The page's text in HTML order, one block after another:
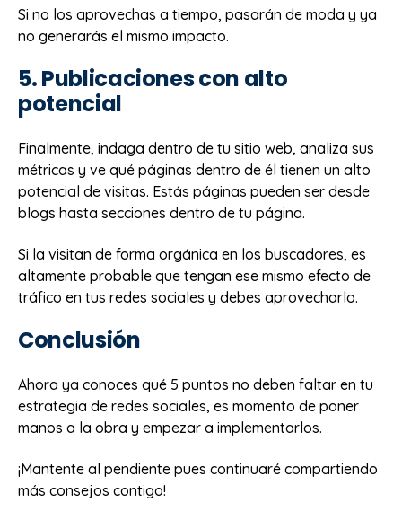
Si no los aprovechas a tiempo, pasarán de moda y ya
no generarás el mismo impacto.
5. Publicaciones con alto
potencial
Finalmente, indaga dentro de tu sitio web, analiza sus
métricas y ve qué páginas dentro de él tienen un alto
potencial de visitas. Estás páginas pueden ser desde
blogs hasta secciones dentro de tu página.
Si la visitan de forma orgánica en los buscadores, es
altamente probable que tengan ese mismo efecto de
tráfico en tus redes sociales y debes aprovecharlo.
Conclusión
Ahora ya conoces qué 5 puntos no deben faltar en tu
estrategia de redes sociales, es momento de poner
manos a la obra y empezar a implementarlos.
¡Mantente al pendiente pues continuaré compartiendo
más consejos contigo!